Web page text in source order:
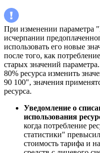
При изменении параметра
исчерпании
использовать его новые
после того, как
старых значений
80% ресурса изменить
90 100", значения
ресурса.
Уведомление о
использования
когда потребление
статистики"
стоимость тарифа и